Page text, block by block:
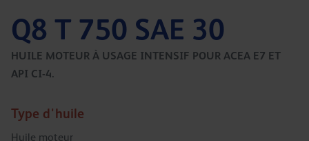
Q8 T 750 SAE 30
HUILE MOTEUR À USAGE INTENSIF POUR ACEA E7 ET
API CI-4.
Type d'huile
Huile moteur